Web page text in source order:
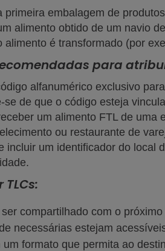
primeira embalagem de
alimento obtido de um navio
alimento é transformado (por
para
alfanumérico exclusivo
se de que o código esteja
um alimento FTL de uma
ou restaurante de
incluir um identificador do local
compartilhado com o
necessárias estejam
um formato que permita ao